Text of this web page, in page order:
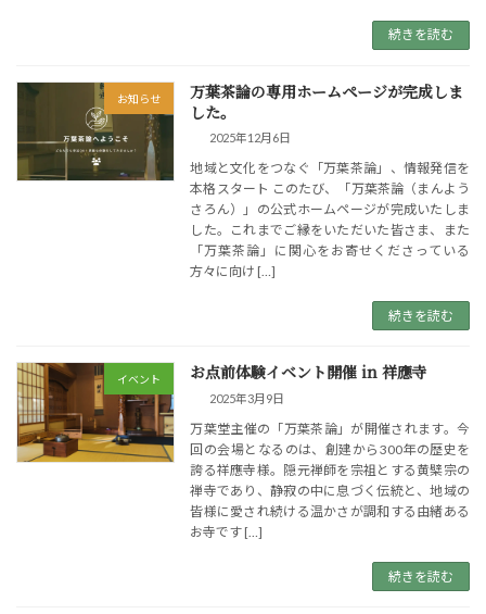
続きを読む
お知らせ
万葉茶論の専用ホームページが完成しま
した。
2025年12月6日
地域と文化をつなぐ「万葉茶論」、情報発信を
本格スタート このたび、「万葉茶論（まんよう
さろん）」の公式ホームページが完成いたしま
した。これまでご縁をいただいた皆さま、また
「万葉茶論」に関心をお寄せくださっている
方々に向け […]
続きを読む
イベント お点前体験イベント開催 in 祥應寺
2025年3月9日
万葉堂主催の「万葉茶論」が開催されます。今
回の会場となるのは、創建から300年の歴史を
誇る祥應寺様。隠元禅師を宗祖とする黄檗宗の
禅寺であり、静寂の中に息づく伝統と、地域の
皆様に愛され続ける温かさが調和する由緒ある
お寺です […]
続きを読む